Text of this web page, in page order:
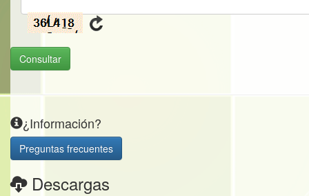
¿Información?
Preguntas frecuentes
Descargas